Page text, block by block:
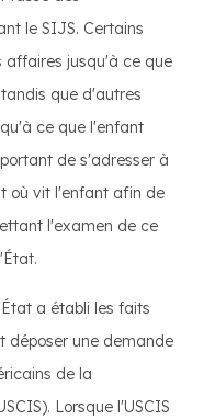
le SIJS. Certains
jusqu'à ce que
que d'autres
ce que l'enfant
de s'adresser à
où vit l'enfant afin de
l'examen de ce
a établi les faits
déposer une demande
de la
Lorsque l'USCIS